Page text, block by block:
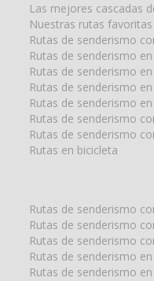
Las mejores cascadas
Nuestras rutas favoritas
Rutas de senderismo
Rutas de senderismo
Rutas de senderismo
Rutas de senderismo
Rutas de senderismo
Rutas de senderismo
Rutas de senderismo
Rutas en bicicleta
Rutas de senderismo
Rutas de senderismo
Rutas de senderismo
Rutas de senderismo
Rutas de senderismo